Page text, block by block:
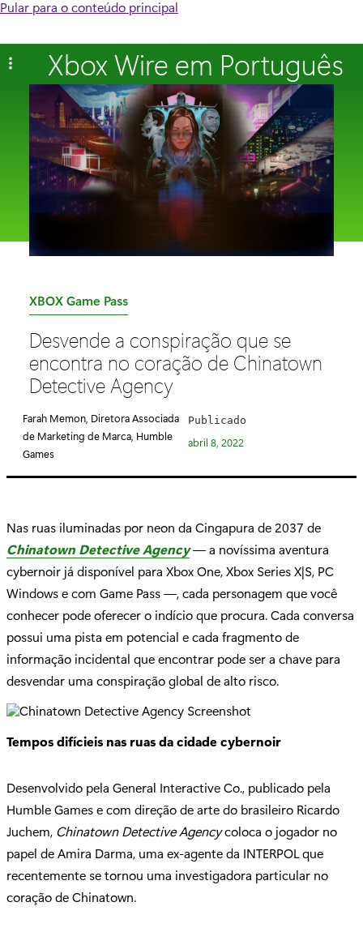
Pular para o conteúdo principal
Xbox Wire em Português
C
t
e
g
r
i
a
XBOX Game Pass
Desvende a conspiração que se
encontra no coração de Chinatown
Detective Agency
Farah Memon, Diretora Associada
de Marketing de Marca, Humble
Games
Publicado
abril 8, 2022
Nas ruas iluminadas por neon da Cingapura de 2037 de
Chinatown Detective Agency— a novíssima aventura
cybernoir já disponível para Xbox One, Xbox Series X|S, PC
Windows e com Game Pass —, cada personagem que você
conhecer pode oferecer o indício que procura. Cada conversa
possui uma pista em potencial e cada fragmento de
informação incidental que encontrar pode ser a chave para
desvendar uma conspiração global de alto risco.
Tempos difícieis nas ruas da cidade cybernoir
Desenvolvido pela General Interactive Co., publicado pela
Humble Games e com direção de arte do brasileiro Ricardo
Juchem, Chinatown Detective Agencycoloca o jogador no
papel de Amira Darma, uma ex-agente da INTERPOL que
recentemente se tornou uma investigadora particular no
coração de Chinatown.